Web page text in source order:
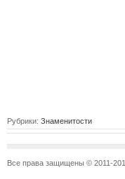
Рубрики: Знаменитости
Все права защищены © 2011-